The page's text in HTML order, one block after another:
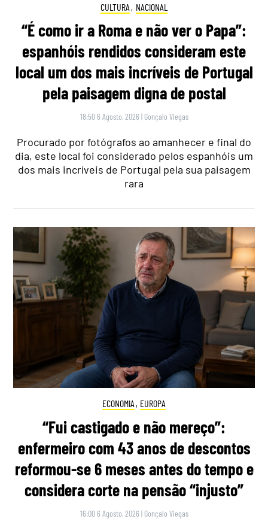
CULTURA , NACIONAL
“É como ir a Roma e não ver o Papa”:
espanhóis rendidos consideram este
local um dos mais incríveis de Portugal
pela paisagem digna de postal
18:50 6 Agosto, 2026 | Gonçalo Viegas
Procurado por fotógrafos ao amanhecer e final do
dia, este local foi considerado pelos espanhóis um
dos mais incríveis de Portugal pela sua paisagem
rara
ECONOMIA , EUROPA
“Fui castigado e não mereço”:
enfermeiro com 43 anos de descontos
reformou-se 6 meses antes do tempo e
considera corte na pensão “injusto”
16:00 6 Agosto, 2026 | Gonçalo Viegas